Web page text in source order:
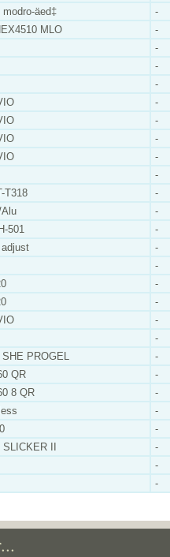
modro-äed‡
-
MLO
-
-
-
-
-
-
-
-
-
T318
-
-
501
-
-
-
-
-
-
-
PROGEL
-
QR
-
8 QR
-
-
-
II
-
-
-